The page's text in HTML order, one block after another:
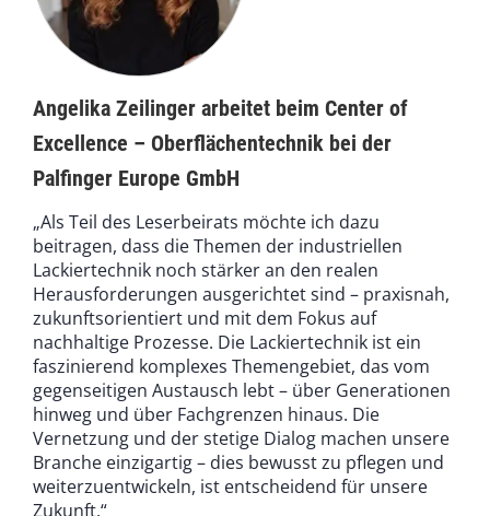
Angelika Zeilinger arbeitet beim Center of
Excellence – Oberflächentechnik bei der
Palfinger Europe GmbH
„Als Teil des Leserbeirats möchte ich dazu
beitragen, dass die Themen der industriellen
Lackiertechnik noch stärker an den realen
Herausforderungen ausgerichtet sind – praxisnah,
zukunftsorientiert und mit dem Fokus auf
nachhaltige Prozesse. Die Lackiertechnik ist ein
faszinierend komplexes Themengebiet, das vom
gegenseitigen Austausch lebt – über Generationen
hinweg und über Fachgrenzen hinaus. Die
Vernetzung und der stetige Dialog machen unsere
Branche einzigartig – dies bewusst zu pflegen und
weiterzuentwickeln, ist entscheidend für unsere
Zukunft.“